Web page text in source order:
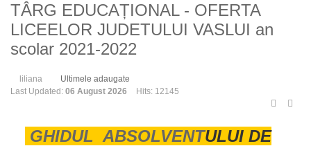
TÂRG EDUCAȚIONAL - OFERTA
LICEELOR JUDETULUI VASLUI an
scolar 2021-2022
liliana
Ultimele adaugate
Last Updated: 06 August 2026 Hits: 12145
GHIDUL ABSOLVENTULUI DE